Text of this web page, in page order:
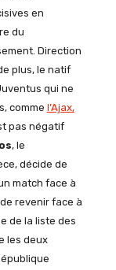
en
du
Direction
plus, le natif
qui ne
comme l’Ajax,
pas négatif
, le
décide de
match face à
revenir face à
de la liste des
les deux